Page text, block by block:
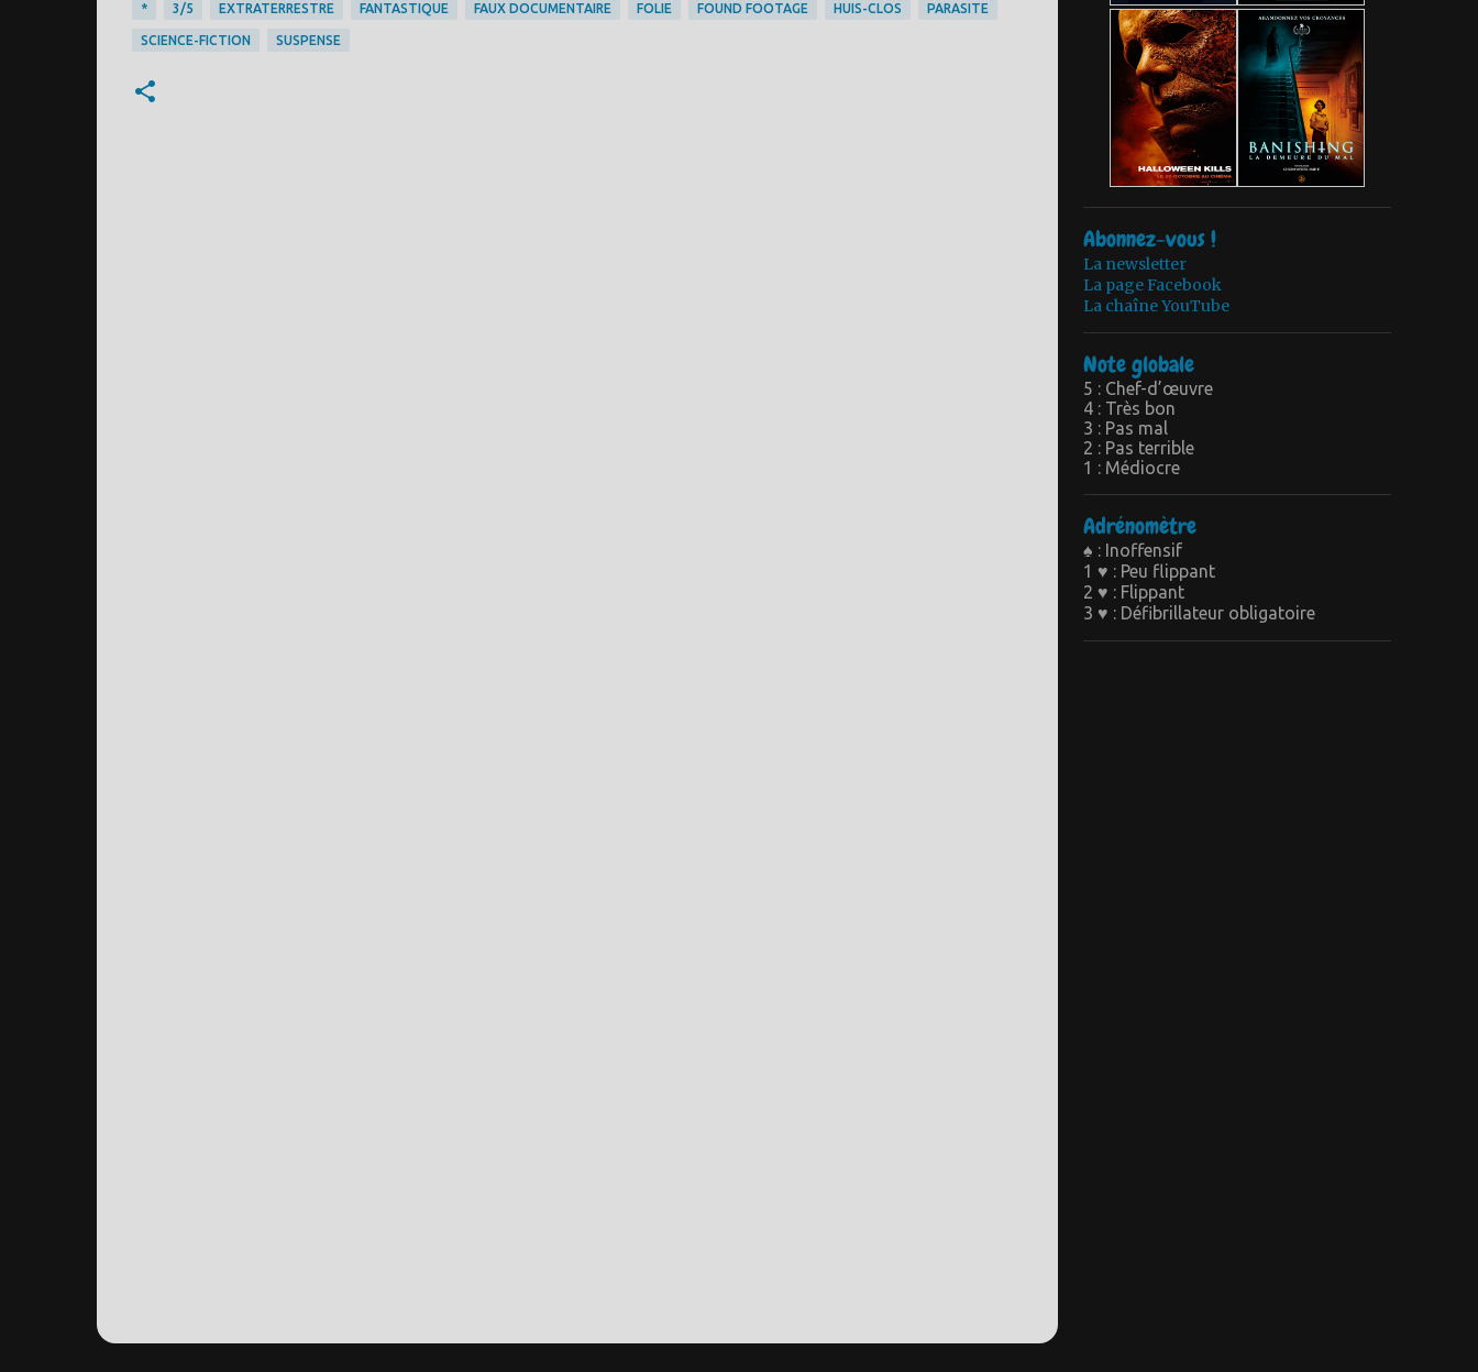
* 3/5 EXTRATERRESTRE FANTASTIQUE FAUX DOCUMENTAIRE FOLIE FOUND FOOTAGE HUIS-CLOS PARASITE
SCIENCE-FICTION SUSPENSE
Abonnez-vous !
La newsletter
La page Facebook
La chaîne YouTube
Note globale
5 : Chef-d’œuvre
4 : Très bon
3 : Pas mal
2 : Pas terrible
1 : Médiocre
Adrénomètre
♠ : Inoffensif
1 ♥ : Peu flippant
2 ♥ : Flippant
3 ♥ : Défibrillateur obligatoire